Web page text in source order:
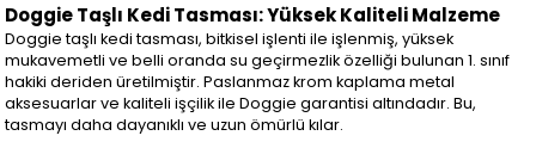
Doggie Taşlı Kedi Tasması: Yüksek Kaliteli Malzeme
Doggie taşlı kedi tasması, bitkisel işlenti ile işlenmiş, yüksek
mukavemetli ve belli oranda su geçirmezlik özelliği bulunan 1. sınıf
hakiki deriden üretilmiştir. Paslanmaz krom kaplama metal
aksesuarlar ve kaliteli işçilik ile Doggie garantisi altındadır. Bu,
tasmayı daha dayanıklı ve uzun ömürlü kılar.